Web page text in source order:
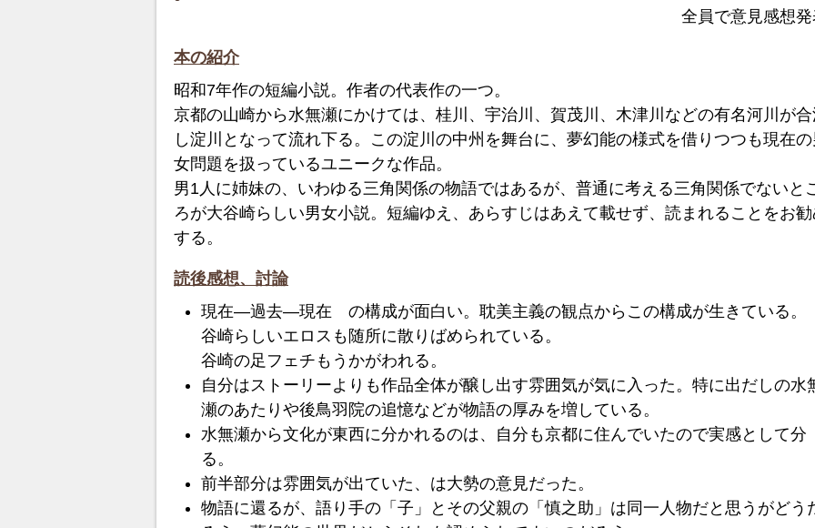
全員で意見感想
本の紹介
昭和7年作の短編小説。作者の代表作の一つ。
京都の山崎から水無瀬にかけては、桂川、宇治川、賀茂川、木津川などの有名河川が
し淀川となって流れ下る。この淀川の中州を舞台に、夢幻能の様式を借りつつも現在
女問題を扱っているユニークな作品。
男1人に姉妹の、いわゆる三角関係の物語ではあるが、普通に考える三角関係でないと
ろが大谷崎らしい男女小説。短編ゆえ、あらすじはあえて載せず、読まれることをお
する。
読後感想、討論
現在―過去―現在 の構成が面白い。耽美主義の観点からこの構成が生きている。
谷崎らしいエロスも随所に散りばめられている。
谷崎の足フェチもうかがわれる。
自分はストーリーよりも作品全体が醸し出す雰囲気が気に入った。特に出だしの水
瀬のあたりや後鳥羽院の追憶などが物語の厚みを増している。
水無瀬から文化が東西に分かれるのは、自分も京都に住んでいたので実感として分
る。
前半部分は雰囲気が出ていた、は大勢の意見だった。
物語に還るが、語り手の「子」とその父親の「慎之助」は同一人物だと思うがどう